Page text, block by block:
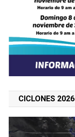
CICLONES 2026